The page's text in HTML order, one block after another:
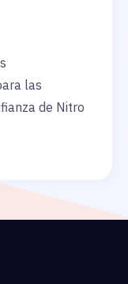
las
de Nitro